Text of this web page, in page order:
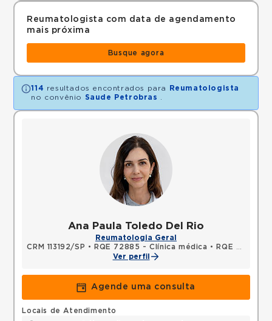
Reumatologista com data de agendamento
mais próxima
Busque agora
114 resultados encontrados para
Reumatologista
no convênio
Saude Petrobras
Ana Paula Toledo Del Rio
Reumatologia Geral
CRM 113192/SP • RQE 72885 - Clínica médica •
RQE 72886 - Reumatologia
Ver perfil
Agende uma consulta
Locais de Atendimento